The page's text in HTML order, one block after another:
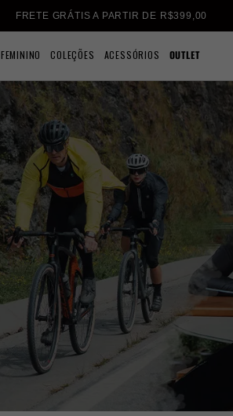
FRETE GRÁTIS A PARTIR DE R$399,00
FEMININO COLEÇÕES ACESSÓRIOS OUTLET